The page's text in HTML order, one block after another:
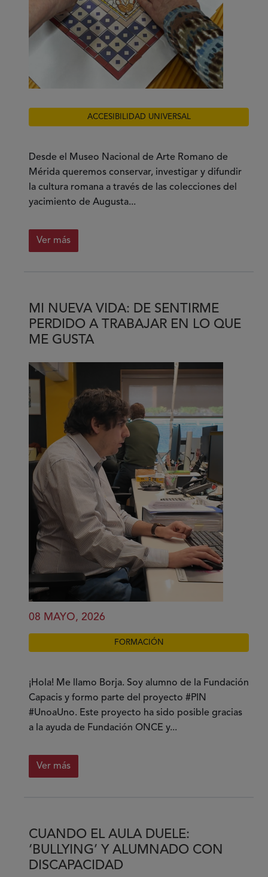
ACCESIBILIDAD UNIVERSAL
Desde el Museo Nacional de Arte Romano de
Mérida queremos conservar, investigar y difundir
la cultura romana a través de las colecciones del
yacimiento de Augusta...
Ver más
sobre
programa
muy
especial
MI NUEVA VIDA: DE SENTIRME
PERDIDO A TRABAJAR EN LO QUE
ME GUSTA
08 MAYO, 2026
FORMACIÓN
¡Hola! Me llamo Borja. Soy alumno de la Fundación
Capacis y formo parte del proyecto #PIN
#UnoaUno. Este proyecto ha sido posible gracias
a la ayuda de Fundación ONCE y...
Ver más
sobre
de
sentirme
perdido
CUANDO EL AULA DUELE:
‘BULLYING’ Y ALUMNADO CON
DISCAPACIDAD